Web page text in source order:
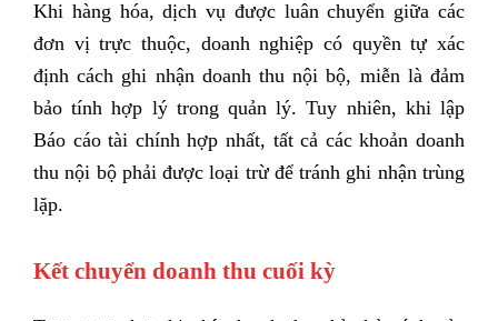
Khi hàng hóa, dịch vụ được luân chuyển giữa các
đơn vị trực thuộc, doanh nghiệp có quyền tự xác
định cách ghi nhận doanh thu nội bộ, miễn là đảm
bảo tính hợp lý trong quản lý.Tuy nhiên, khi lập
Báo cáo tài chính hợp nhất, tất cả các khoản doanh
thu nội bộ phải được loại trừ để tránh ghi nhận trùng
lặp.
Kết chuyển doanh thu cuối kỳ